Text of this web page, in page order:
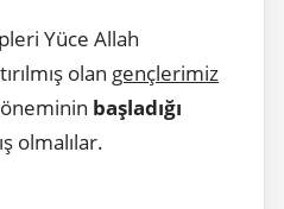
Yüce Allah
olan gençlerimiz
başladığı
olmalılar.